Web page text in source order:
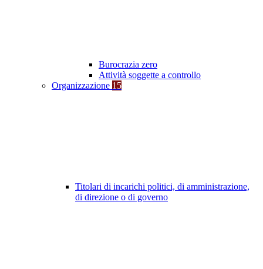
Burocrazia zero
Attività soggette a controllo
Organizzazione 15
Titolari di incarichi politici, di amministrazione,
di direzione o di governo